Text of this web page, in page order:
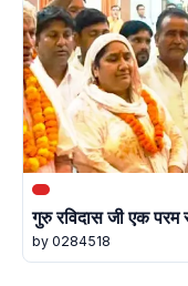
गुरु रविदास जी एक परम
by 0284518